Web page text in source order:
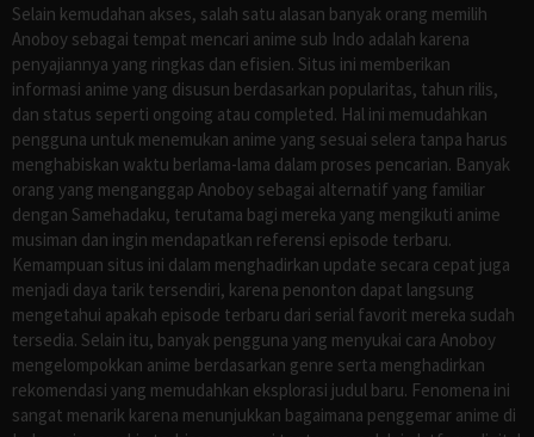
Selain kemudahan akses, salah satu alasan banyak orang memilih
Anoboy sebagai tempat mencari anime sub Indo adalah karena
penyajiannya yang ringkas dan efisien. Situs ini memberikan
informasi anime yang disusun berdasarkan popularitas, tahun rilis,
dan status seperti ongoing atau completed. Hal ini memudahkan
pengguna untuk menemukan anime yang sesuai selera tanpa harus
menghabiskan waktu berlama-lama dalam proses pencarian. Banyak
orang yang menganggap Anoboy sebagai alternatif yang familiar
dengan Samehadaku, terutama bagi mereka yang mengikuti anime
musiman dan ingin mendapatkan referensi episode terbaru.
Kemampuan situs ini dalam menghadirkan update secara cepat juga
menjadi daya tarik tersendiri, karena penonton dapat langsung
mengetahui apakah episode terbaru dari serial favorit mereka sudah
tersedia. Selain itu, banyak pengguna yang menyukai cara Anoboy
mengelompokkan anime berdasarkan genre serta menghadirkan
rekomendasi yang memudahkan eksplorasi judul baru. Fenomena ini
sangat menarik karena menunjukkan bagaimana penggemar anime di